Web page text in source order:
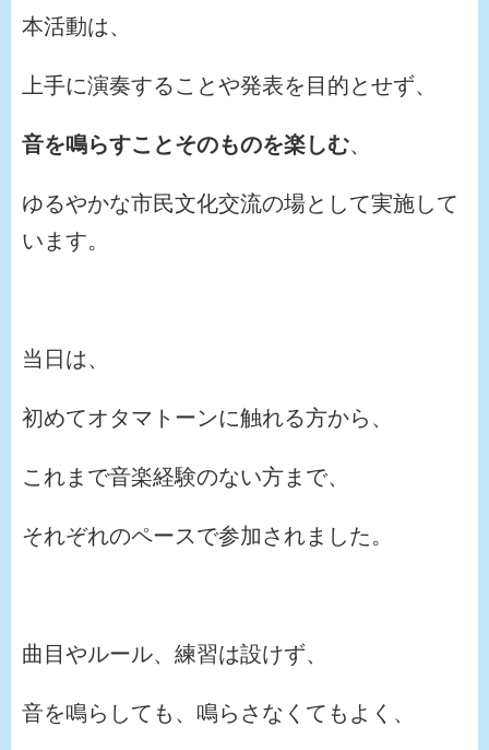
本活動は、
上手に演奏することや発表を目的とせず、
音を鳴らすことそのものを楽しむ、
ゆるやかな市民文化交流の場として実施して
います。
当日は、
初めてオタマトーンに触れる方から、
これまで音楽経験のない方まで、
それぞれのペースで参加されました。
曲目やルール、練習は設けず、
音を鳴らしても、鳴らさなくてもよく、